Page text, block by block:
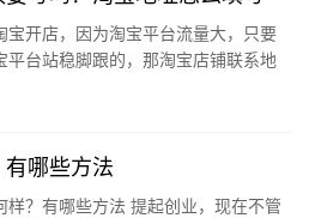
开店，因为淘宝平台流量大，只要
平台站稳脚跟的，那淘宝店铺联系地
哪些方法
？有哪些方法 提起创业，现在不管